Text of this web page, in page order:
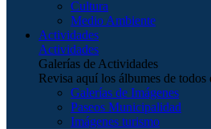
Cultura
Medio Ambiente
Actividades
Actividades
Galerías de Actividades
Revisa aquí los álbumes de
Galerías de Imágenes
Paseos Municipalidad
Imágenes turismo